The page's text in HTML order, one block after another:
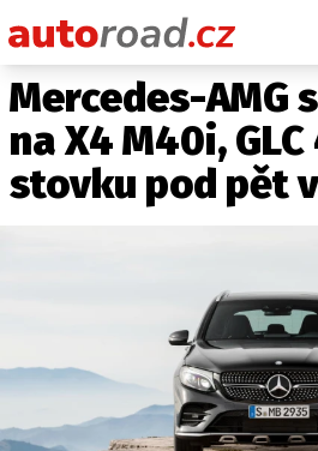
AUTA
TESTY AUT
NOVINKY
HISTORIE
ZAJÍMAVOSTI
TECHNIKA
EKONOMIKA
ČESKÝ TRH
Mercedes-AMG
na X4 M40i,
stovku pod pět